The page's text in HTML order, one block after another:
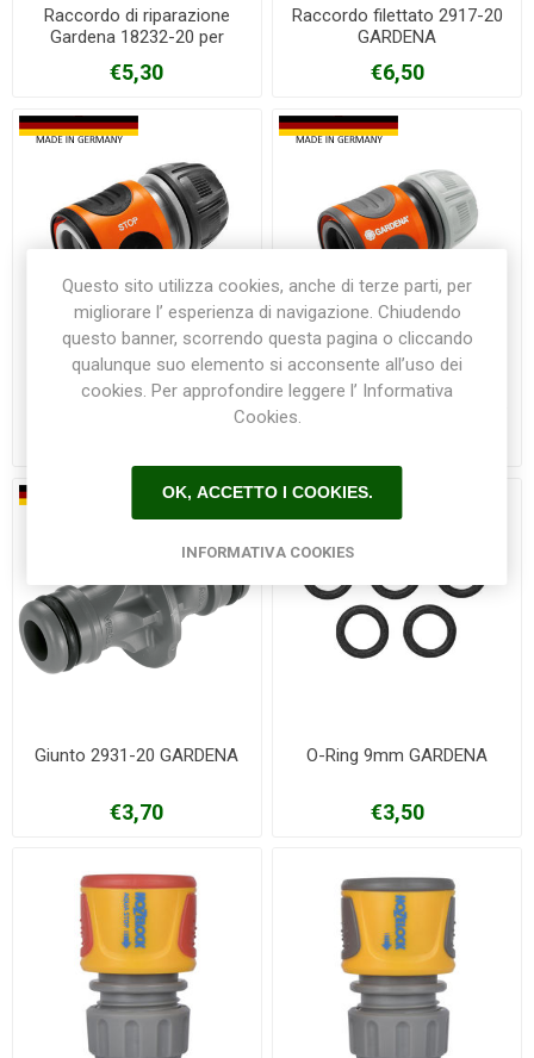
Raccordo di riparazione
Gardena 18232-20 per
€5,30
Raccordo filettato 2917-20
GARDENA
€6,50
Raccordo rapido Acqua
Stop Gardena 18213-20 per
Raccordo rapido Gardena
18215-20 per tubo da 13/15
Giunto 2931-20 GARDENA
€3,70
O-Ring 9mm GARDENA
€3,50
Questo sito utilizza cookies, anche di terze parti, per
migliorare l’ esperienza di navigazione. Chiudendo
questo banner, scorrendo questa pagina o cliccando
qualunque suo elemento si acconsente all’uso dei
cookies. Per approfondire leggere l’ Informativa
Cookies.
OK, ACCETTO I COOKIES.
INFORMATIVA COOKIES